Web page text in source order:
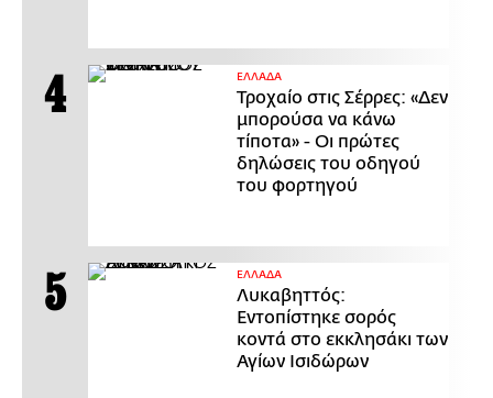
ΕΛΛΑΔΑ
Τροχαίο στις Σέρρες: «Δεν
μπορούσα να κάνω
τίποτα» - Οι πρώτες
δηλώσεις του οδηγού
του φορτηγού
ΕΛΛΑΔΑ
Λυκαβηττός:
Εντοπίστηκε σορός
κοντά στο εκκλησάκι των
Αγίων Ισιδώρων